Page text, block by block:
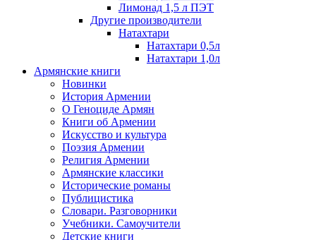
Лимонад 1,5 л ПЭТ
Другие производители
Натахтари
Натахтари 0,5л
Натахтари 1,0л
Армянские книги
Новинки
История Армении
О Геноциде Армян
Книги об Армении
Иcкусство и культура
Поэзия Армении
Религия Армении
Армянские классики
Исторические романы
Публицистика
Словари. Разговорники
Учебники. Самоучители
Детские книги